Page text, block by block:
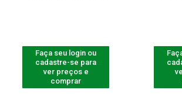
Faça seu login ou
cadastre-se para
ver preços e
comprar